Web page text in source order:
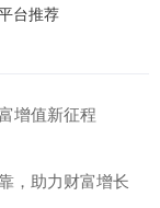
台推荐
增值新征程
，助力财富增长